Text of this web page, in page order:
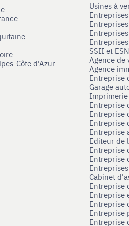
Côte d'Azur
Usines à
SSII et
Agence de
Agence
Entreprise
Garage
Imprimerie
Entreprise
Entreprise
Entreprise
Entreprise
Editeur de
Entreprise
Entreprise
Cabinet
Entreprise
Entreprise
Entreprise
Entreprise
Entreprise